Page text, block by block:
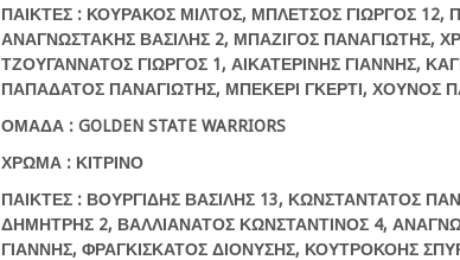
ΠΑΙΚΤΕΣ : ΚΟΥΡΑΚΟΣ ΜΙΛΤΟΣ, ΜΠΛΕΤΣΟΣ ΓΙΩΡΓΟΣ 12,
ΑΝΑΓΝΩΣΤΑΚΗΣ ΒΑΣΙΛΗΣ 2, ΜΠΑΖΙΓΟΣ ΠΑΝΑΓΙΩΤΗΣ,
ΤΖΟΥΓΑΝΝΑΤΟΣ ΓΙΩΡΓΟΣ 1, ΑΙΚΑΤΕΡΙΝΗΣ ΓΙΑΝΝΗΣ,
ΠΑΠΑΔΑΤΟΣ ΠΑΝΑΓΙΩΤΗΣ, ΜΠΕΚΕΡΙ ΓΚΕΡΤΙ, ΧΟΥΝΟΣ
ΟΜΑΔΑ : GOLDEN STATE WARRIORS
ΧΡΩΜΑ : ΚΙΤΡΙΝΟ
ΠΑΙΚΤΕΣ : ΒΟΥΡΓΙΔΗΣ ΒΑΣΙΛΗΣ 13, ΚΩΝΣΤΑΝΤΑΤΟΣ
ΔΗΜΗΤΡΗΣ 2, ΒΑΛΛΙΑΝΑΤΟΣ ΚΩΝΣΤΑΝΤΙΝΟΣ 4,
ΓΙΑΝΝΗΣ, ΦΡΑΓΚΙΣΚΑΤΟΣ ΔΙΟΝΥΣΗΣ, ΚΟΥΤΡΟΚΟΗΣ